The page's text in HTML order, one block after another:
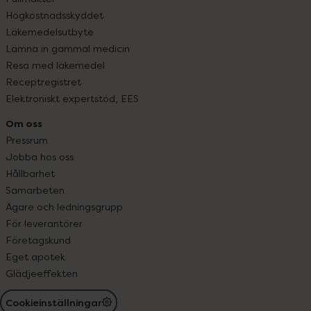
Högkostnadsskyddet
Läkemedelsutbyte
Lämna in gammal medicin
Resa med läkemedel
Receptregistret
Elektroniskt expertstöd, EES
Om oss
Pressrum
Jobba hos oss
Hållbarhet
Samarbeten
Ägare och ledningsgrupp
För leverantörer
Företagskund
Eget apotek
Glädjeeffekten
Cookieinställningar